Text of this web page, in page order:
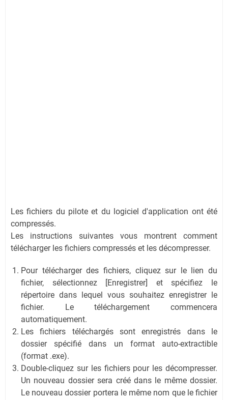
Les fichiers du pilote et du logiciel d'application ont été
compressés.
Les instructions suivantes vous montrent comment
télécharger les fichiers compressés et les décompresser.
Pour télécharger des fichiers, cliquez sur le lien du
fichier, sélectionnez [Enregistrer] et spécifiez le
répertoire dans lequel vous souhaitez enregistrer le
fichier. Le téléchargement commencera
automatiquement.
Les fichiers téléchargés sont enregistrés dans le
dossier spécifié dans un format auto-extractible
(format .exe).
Double-cliquez sur les fichiers pour les décompresser.
Un nouveau dossier sera créé dans le même dossier.
Le nouveau dossier portera le même nom que le fichier